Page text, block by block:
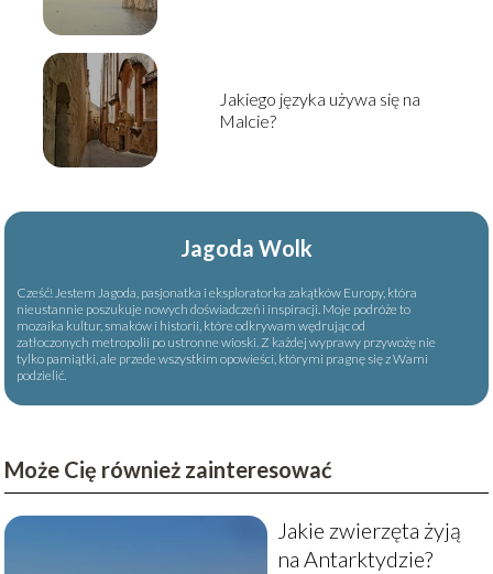
Jakiego języka używa się na
Malcie?
Jagoda Wolk
Cześć! Jestem Jagoda, pasjonatka i eksploratorka zakątków Europy, która
nieustannie poszukuje nowych doświadczeń i inspiracji. Moje podróże to
mozaika kultur, smaków i historii, które odkrywam wędrując od
zatłoczonych metropolii po ustronne wioski. Z każdej wyprawy przywożę nie
tylko pamiątki, ale przede wszystkim opowieści, którymi pragnę się z Wami
podzielić.
Może Cię również zainteresować
Jakie zwierzęta żyją
na Antarktydzie?